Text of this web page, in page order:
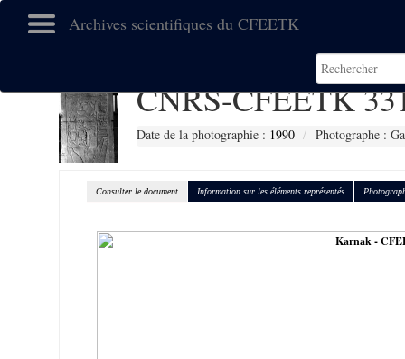
Archives scientifiques du CFEETK
CNRS-CFEETK
Date de la photographie : 1990 Photographe :
Consulter le document Information sur les éléments représentés